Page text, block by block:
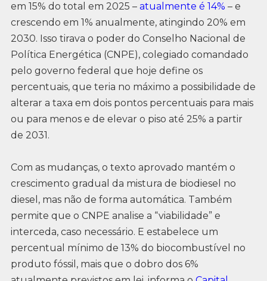
em 15% do total em 2025 – atualmente é 14% – e
crescendo em 1% anualmente, atingindo 20% em
2030. Isso tirava o poder do Conselho Nacional de
Política Energética (CNPE), colegiado comandado
pelo governo federal que hoje define os
percentuais, que teria no máximo a possibilidade de
alterar a taxa em dois pontos percentuais para mais
ou para menos e de elevar o piso até 25% a partir
de 2031.
Com as mudanças, o texto aprovado mantém o
crescimento gradual da mistura de biodiesel no
diesel, mas não de forma automática. Também
permite que o CNPE analise a “viabilidade” e
interceda, caso necessário. E estabelece um
percentual mínimo de 13% do biocombustível no
produto fóssil, mais que o dobro dos 6%